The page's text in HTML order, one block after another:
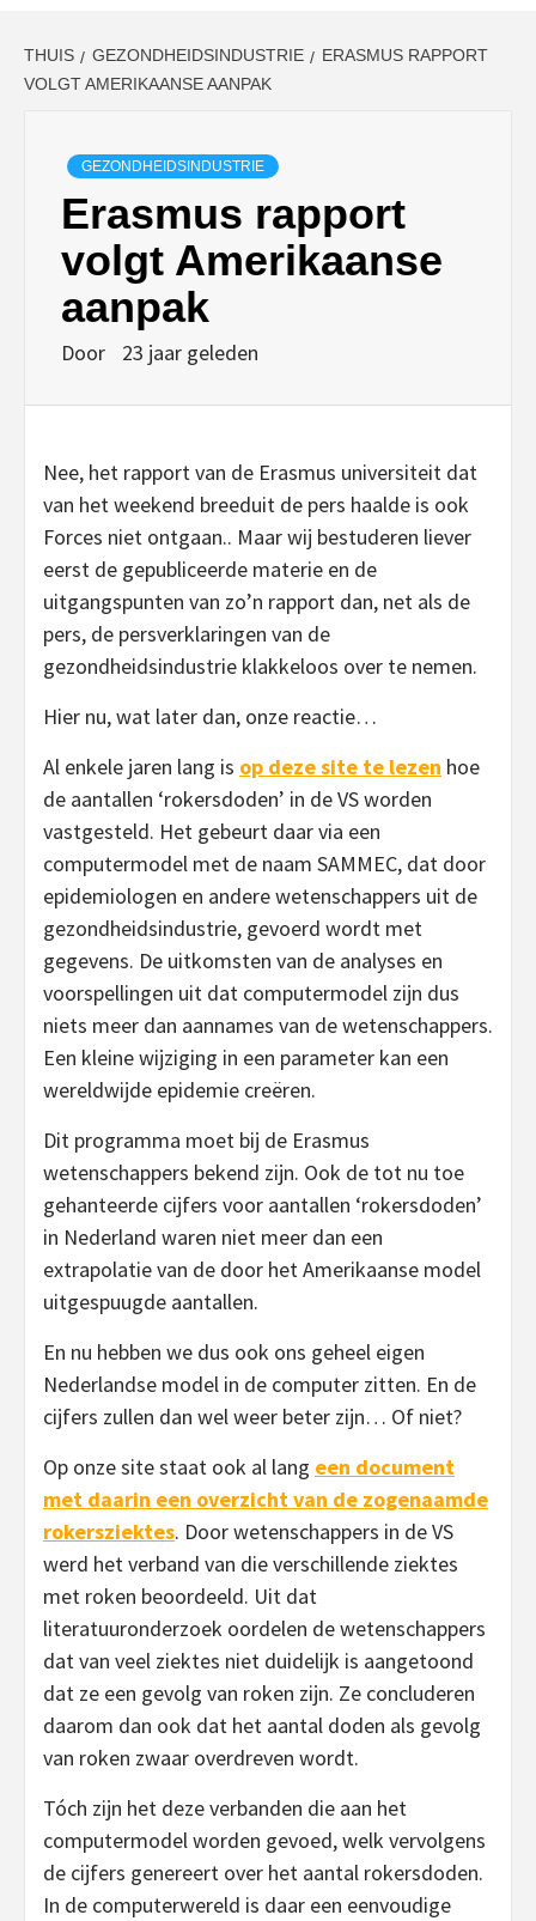
THUIS GEZONDHEIDSINDUSTRIE
ERASMUS RAPPORT
VOLGT AMERIKAANSE AANPAK
GEZONDHEIDSINDUSTRIE
Erasmus rapport
volgt Amerikaanse
aanpak
Door 23 jaar geleden
Nee, het rapport van de Erasmus universiteit dat
van het weekend breeduit de pers haalde is ook
Forces niet ontgaan.. Maar wij bestuderen liever
eerst de gepubliceerde materie en de
uitgangspunten van zo’n rapport dan, net als de
pers, de persverklaringen van de
gezondheidsindustrie klakkeloos over te nemen.
Hier nu, wat later dan, onze reactie…
Al enkele jaren lang is op deze site te lezen hoe
de aantallen ‘rokersdoden’ in de VS worden
vastgesteld. Het gebeurt daar via een
computermodel met de naam SAMMEC, dat door
epidemiologen en andere wetenschappers uit de
gezondheidsindustrie, gevoerd wordt met
gegevens. De uitkomsten van de analyses en
voorspellingen uit dat computermodel zijn dus
niets meer dan aannames van de wetenschappers.
Een kleine wijziging in een parameter kan een
wereldwijde epidemie creëren.
Dit programma moet bij de Erasmus
wetenschappers bekend zijn. Ook de tot nu toe
gehanteerde cijfers voor aantallen ‘rokersdoden’
in Nederland waren niet meer dan een
extrapolatie van de door het Amerikaanse model
uitgespuugde aantallen.
En nu hebben we dus ook ons geheel eigen
Nederlandse model in de computer zitten. En de
cijfers zullen dan wel weer beter zijn… Of niet?
Op onze site staat ook al lang een document
met daarin een overzicht van de zogenaamde
rokersziektes. Door wetenschappers in de VS
werd het verband van die verschillende ziektes
met roken beoordeeld. Uit dat
literatuuronderzoek oordelen de wetenschappers
dat van veel ziektes niet duidelijk is aangetoond
dat ze een gevolg van roken zijn. Ze concluderen
daarom dan ook dat het aantal doden als gevolg
van roken zwaar overdreven wordt.
Tóch zijn het deze verbanden die aan het
computermodel worden gevoed, welk vervolgens
de cijfers genereert over het aantal rokersdoden.
In de computerwereld is daar een eenvoudige